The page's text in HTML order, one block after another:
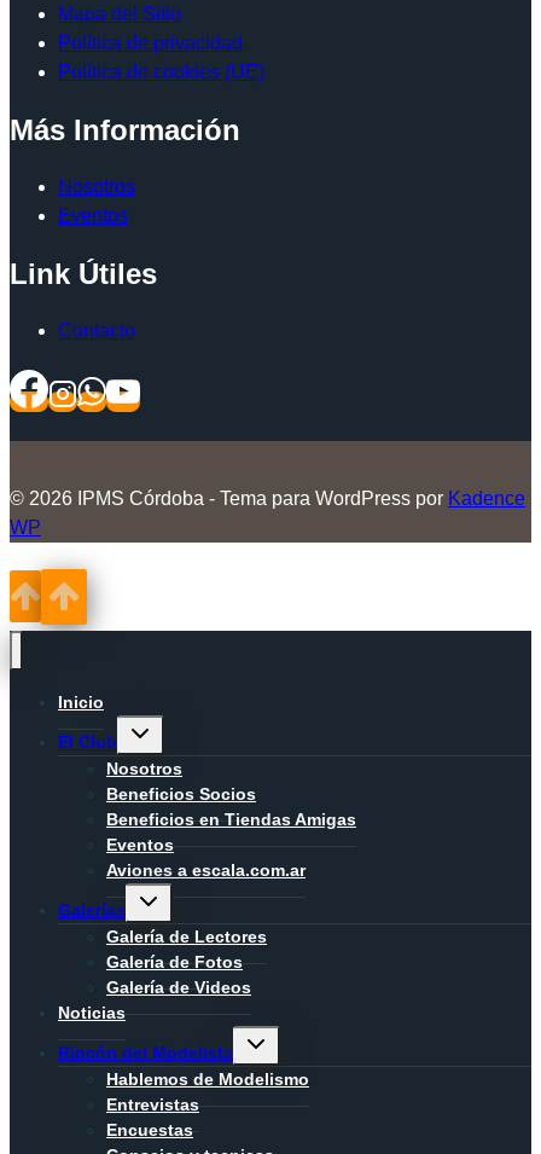
Mapa del Sitio
Política de privacidad
Política de cookies (UE)
Más Información
Nosotros
Eventos
Link Útiles
Contacto
© 2026 IPMS Córdoba - Tema para WordPress por Kadence
WP
Inicio
El Club
Alternar
hijo
Nosotros
Beneficios Socios
Beneficios en Tiendas Amigas
Eventos
Aviones a escala.com.ar
Galerías
Alternar
hijo
Galería de Lectores
Galería de Fotos
Galería de Videos
Noticias
Rincón del Modelista
Alternar
hijo
Hablemos de Modelismo
Entrevistas
Encuestas